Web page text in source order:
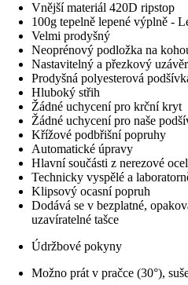
Vnější materiál 420D ripstop
100g tepelně lepené výplně -
Velmi prodyšný
Neoprénový podložka na
Nastavitelný a přezkový uzávěr
Prodyšná polyesterová
Hluboký střih
Žádné uchycení pro krční kryt
Žádné uchycení pro naše
Křížové podbřišní popruhy
Automatické úpravy
Hlavní součásti z nerezové
Technicky vyspělé a
Klipsový ocasní popruh
Dodává se v bezplatné,
uzavíratelné tašce
Údržbové pokyny
Možno prát v pračce (30°),